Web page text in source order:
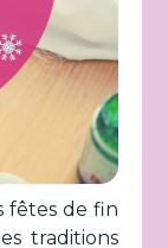
fêtes de fin
traditions